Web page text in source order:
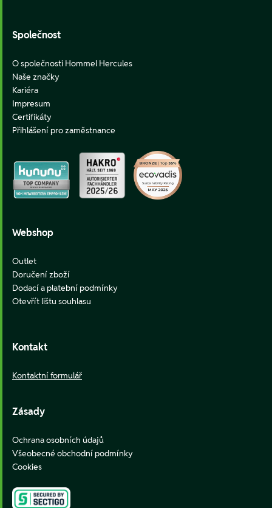
Společnost
O společnosti Hommel Hercules
Naše značky
Kariéra
Impresum
Certifikáty
Přihlášení pro zaměstnance
Webshop
Outlet
Doručení zboží
Dodací a platební podmínky
Otevřít lištu souhlasu
Kontakt
Kontaktní formulář
Zásady
Ochrana osobních údajů
Všeobecné obchodní podmínky
Cookies